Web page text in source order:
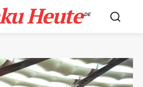
Heute.DE